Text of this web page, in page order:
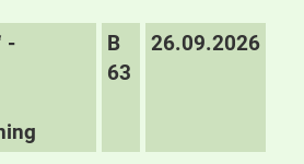
-
B
63
26.09.2026